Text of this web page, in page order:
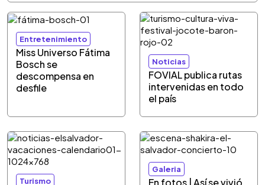
Entretenimiento
Miss Universo Fátima
Bosch se
descompensa en
desfile
Noticias
FOVIAL publica rutas
intervenidas en todo
el país
Turismo
Galeria
En fotos | Así se vivió